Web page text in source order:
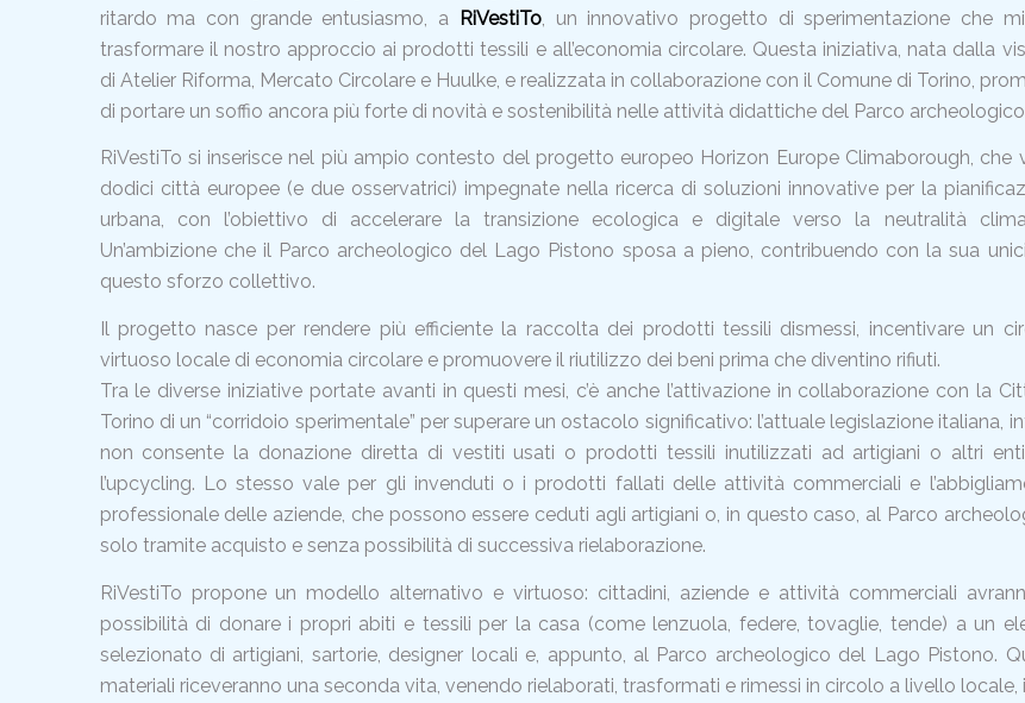
ritardo ma con grande entusiasmo, a
RiVestiTo, un innovativo progetto di sperimentazione che
trasformare il nostro approccio ai prodotti tessili e all’economia circolare. Questa iniziativa, nata dalla
di Atelier Riforma, Mercato Circolare e Huulke, e realizzata in collaborazione con il Comune di Torino,
di portare un soffio ancora più forte di novità e sostenibilità nelle attività didattiche del Parco
RiVestiTo si inserisce nel più ampio contesto del progetto europeo Horizon Europe Climaborough, che
dodici città europee (e due osservatrici) impegnate nella ricerca di soluzioni innovative per la
urbana, con l’obiettivo di accelerare la transizione ecologica e digitale verso la neutralità
Un’ambizione che il Parco archeologico del Lago Pistono sposa a pieno, contribuendo con la sua
questo sforzo collettivo.
Il progetto nasce per rendere più efficiente la raccolta dei prodotti tessili dismessi, incentivare un
virtuoso locale di economia circolare e promuovere il riutilizzo dei beni prima che diventino rifiuti.
Tra le diverse iniziative portate avanti in questi mesi, c’è anche l’attivazione in collaborazione con la
Torino di un “corridoio sperimentale” per superare un ostacolo significativo: l’attuale legislazione italiana,
non consente la donazione diretta di vestiti usati o prodotti tessili inutilizzati ad artigiani o altri
l’upcycling. Lo stesso vale per gli invenduti o i prodotti fallati delle attività commerciali e
professionale delle aziende, che possono essere ceduti agli artigiani o, in questo caso, al Parco
solo tramite acquisto e senza possibilità di successiva rielaborazione.
RiVestiTo propone un modello alternativo e virtuoso: cittadini, aziende e attività commerciali
possibilità di donare i propri abiti e tessili per la casa (come lenzuola, federe, tovaglie, tende) a un
selezionato di artigiani, sartorie, designer locali e, appunto, al Parco archeologico del Lago Pistono.
materiali riceveranno una seconda vita, venendo rielaborati, trasformati e rimessi in circolo a livello locale,